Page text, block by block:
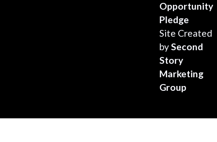
Opportunity
Pledge
Site Created
bySecond
Story
Marketing
Group